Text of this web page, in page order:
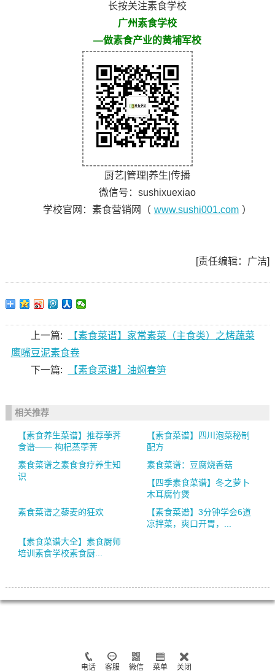
长按关注素食学校
广州素食学校
—做素食产业的黄埔军校
厨艺|管理|养生|传播
微信号：sushixuexiao
学校官网：素食营销网（ www.sushi001.com ）
[责任编辑：广洁]
上一篇:
【素食菜谱】家常素菜（主食类）之烤蔬菜
鹰嘴豆泥素食卷
下一篇:
【素食菜谱】油焖春笋
相关推荐
【素食养生菜谱】推荐荸荠
食谱—— 枸杞蒸荸荠
【素食菜谱】四川泡菜秘制
配方
素食菜谱之素食食疗养生知
识
素食菜谱：豆腐烧香菇
【四季素食菜谱】冬之萝卜
木耳腐竹煲
素食菜谱之藜麦的狂欢
【素食菜谱】3分钟学会6道
凉拌菜，爽口开胃，...
【素食菜谱大全】素食厨师
培训素食学校素食厨...
电话 客服 微信 菜单 关闭